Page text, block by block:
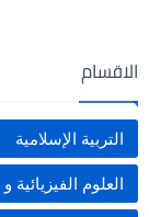
الاقسام
التربية الإسلامية
العلوم الفيزيائية